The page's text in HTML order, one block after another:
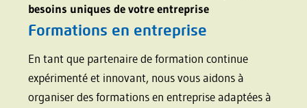
besoins uniques de votre entreprise
Formations en entreprise
En tant que partenaire de formation continue
expérimenté et innovant, nous vous aidons à
organiser des formations en entreprise adaptées à